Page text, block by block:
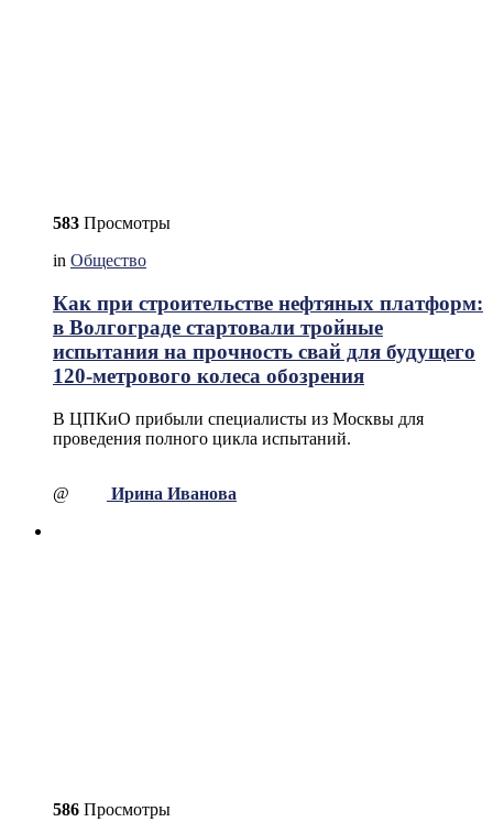
583 Просмотры
in Общество
Как при строительстве нефтяных платформ:
в Волгограде стартовали тройные
испытания на прочность свай для будущего
120-метрового колеса обозрения
В ЦПКиО прибыли специалисты из Москвы для
проведения полного цикла испытаний.
@ Ирина Иванова
586 Просмотры